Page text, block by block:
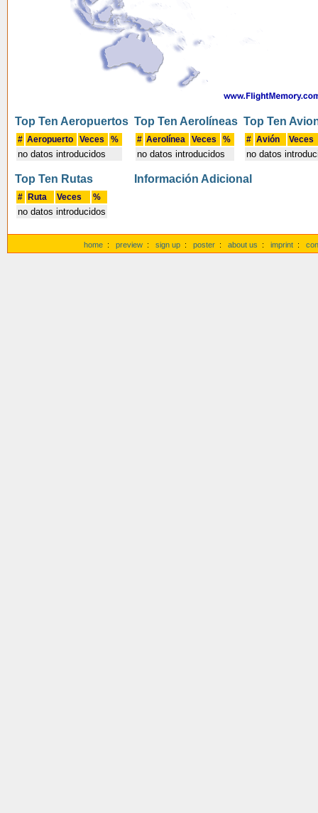
Top Ten Aeropuertos
# Aeropuerto Veces %
no datos introducidos
Top Ten Aerolíneas
# Aerolínea Veces %
no datos introducidos
Top Ten
# Avión Veces
no datos
Top Ten Rutas
# Ruta Veces %
no datos introducidos
Información Adicional
home : preview : sign up : poster : about us : imprint :